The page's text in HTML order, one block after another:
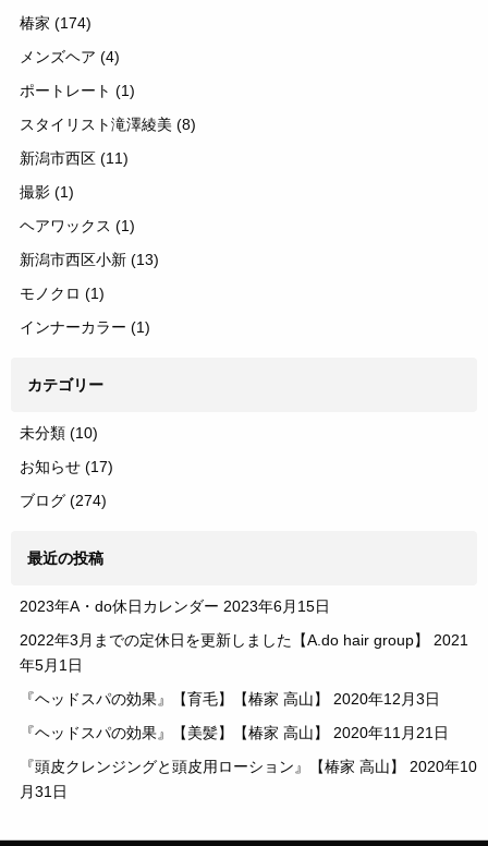
椿家 (174)
メンズヘア (4)
ポートレート (1)
スタイリスト滝澤綾美 (8)
新潟市西区 (11)
撮影 (1)
ヘアワックス (1)
新潟市西区小新 (13)
モノクロ (1)
インナーカラー (1)
カテゴリー
未分類 (10)
お知らせ (17)
ブログ (274)
最近の投稿
2023年A・do休日カレンダー 2023年6月15日
2022年3月までの定休日を更新しました【A.do hair group】
2021
年5月1日
『ヘッドスパの効果』【育毛】【椿家 高山】
2020年12月3日
『ヘッドスパの効果』【美髪】【椿家 高山】
2020年11月21日
『頭皮クレンジングと頭皮用ローション』【椿家 高山】
2020年10
月31日